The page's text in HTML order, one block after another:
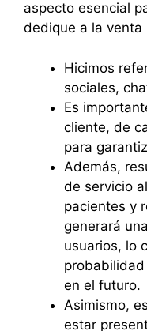
aspecto esencial
dedique a la venta
Hicimos
sociales,
Es
cliente, de
para
Además,
de servicio
pacientes y
generará
usuarios, lo
en el futuro.
Asimismo,
estar